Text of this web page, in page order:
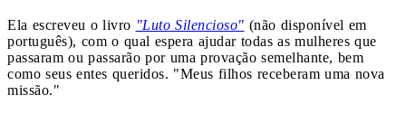
Ela escreveu o livro "Luto Silencioso" (não disponível em
português), com o qual espera ajudar todas as mulheres que
passaram ou passarão por uma provação semelhante, bem
como seus entes queridos. "Meus filhos receberam uma nova
missão."